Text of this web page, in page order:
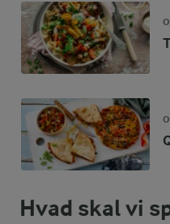
Hvad skal vi